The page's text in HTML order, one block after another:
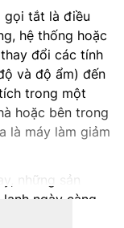
gọi tắt là điều
hệ thống hoặc
đổi các tính
và độ ẩm) đến
trong một
hoặc bên trong
là máy làm giảm
những sản
ngày càng
cao hơn,